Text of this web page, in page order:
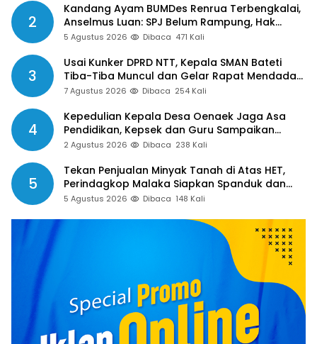
2
Kandang Ayam BUMDes Renrua Terbengkalai,
Anselmus Luan: SPJ Belum Rampung, Hak
Aparat Desa Sejak Januari Belum Dibayar
5 Agustus 2026 Dibaca 471 Kali
3
Usai Kunker DPRD NTT, Kepala SMAN Bateti
Tiba-Tiba Muncul dan Gelar Rapat Mendadak,
Guru Pertanyakan Hak 15 Persen yang Belum
7 Agustus 2026 Dibaca 254 Kali
4
Kepedulian Kepala Desa Oenaek Jaga Asa
Pendidikan, Kepsek dan Guru Sampaikan
Apresiasi
2 Agustus 2026 Dibaca 238 Kali
5
Tekan Penjualan Minyak Tanah di Atas HET,
Perindagkop Malaka Siapkan Spanduk dan
Nomor Pengaduan
5 Agustus 2026 Dibaca 148 Kali